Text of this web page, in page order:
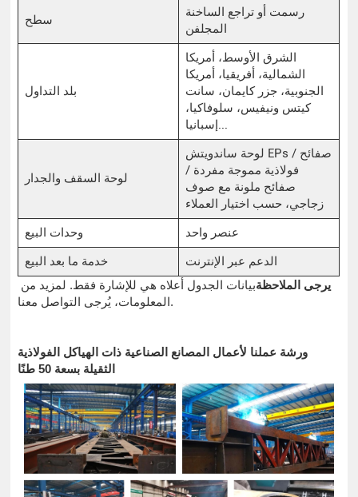
سطح
رسمت أو تراجع الساخنة
المجلفن
بلد التداول
الشرق الأوسط، أمريكا
الشمالية، أفريقيا، أمريكا
الجنوبية، جزر كايمان، سانت
كيتس ونيفيس، سلوفاكيا،
لوحة السقف والجدار
لوحة ساندويتش EPs / صفائح
فولاذية مموجة مفردة /
صفائح ملونة مع صوف
زجاجي، حسب اختيار العملاء
وحدات البيع
عنصر واحد
خدمة ما بعد البيع
الدعم عبر الإنترنت
يرجى الملاحظةبيانات الجدول أعلاه هي للإشارة فقط. لمزيد من
المعلومات، يُرجى التواصل معنا.
ورشة عملنا لأعمال المصانع الصناعية ذات الهياكل الفولاذية
الثقيلة بسعة 50 طنًا